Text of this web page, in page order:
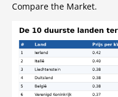
Compare the Market.